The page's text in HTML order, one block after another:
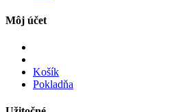
Môj účet
Košík
Pokladňa